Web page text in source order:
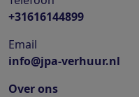
+31616144899
Email
info@jpa-verhuur.nl
Over ons